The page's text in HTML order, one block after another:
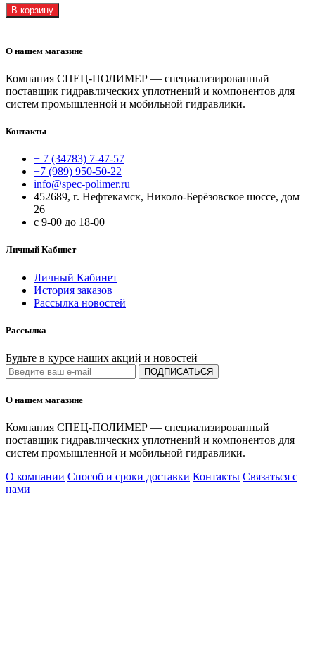
В корзину
О нашем магазине
Компания СПЕЦ-ПОЛИМЕР — специализированный
поставщик гидравлических уплотнений и компонентов для
систем промышленной и мобильной гидравлики.
Контакты
+ 7 (34783) 7-47-57
+7 (989) 950-50-22
info@spec-polimer.ru
452689, г. Нефтекамск, Николо-Берёзовское шоссе, дом
26
с 9-00 до 18-00
Личный Кабинет
Личный Кабинет
История заказов
Рассылка новостей
Рассылка
Будьте в курсе наших акций и новостей
ПОДПИСАТЬСЯ
О нашем магазине
Компания СПЕЦ-ПОЛИМЕР — специализированный
поставщик гидравлических уплотнений и компонентов для
систем промышленной и мобильной гидравлики.
О компании Способ и сроки доставки Контакты Связаться с
нами